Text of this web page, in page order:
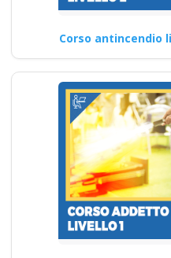
Corso antincendio